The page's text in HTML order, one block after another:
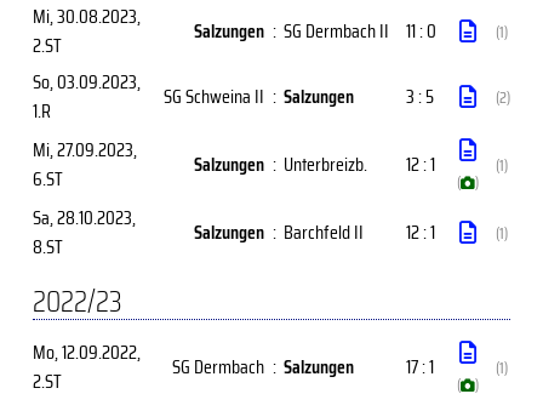
Mi, 30.08.2023,
2.ST
Salzungen : SG Dermbach II 11 : 0 (1)
So, 03.09.2023,
1.R
SG Schweina II : Salzungen 3 : 5 (2)
Mi, 27.09.2023,
6.ST
Salzungen : Unterbreizb. 12 : 1
( )
(1)
Sa, 28.10.2023,
8.ST
Salzungen : Barchfeld II 12 : 1 (1)
2022/23
Mo, 12.09.2022,
2.ST
SG Dermbach : Salzungen 17 : 1
( )
(1)